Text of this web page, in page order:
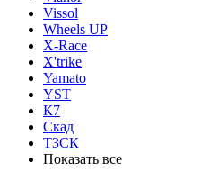
Vissol
Wheels UP
X-Race
X'trike
Yamato
YST
К7
Скад
ТЗСК
Показать все